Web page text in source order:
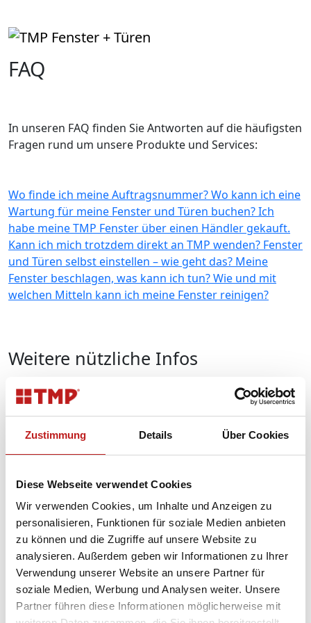
Zustimmung Details Über Cookies
Diese Webseite verwendet Cookies
Wir verwenden Cookies, um Inhalte und Anzeigen zu
personalisieren, Funktionen für soziale Medien anbieten
zu können und die Zugriffe auf unsere Website zu
analysieren. Außerdem geben wir Informationen zu Ihrer
Verwendung unserer Website an unsere Partner für
soziale Medien, Werbung und Analysen weiter. Unsere
Partner führen diese Informationen möglicherweise mit
FAQ
In unseren FAQ finden Sie Antworten auf die häufigsten
Fragen rund um unsere Produkte und Services:
Wo finde ich meine Auftragsnummer?Wo kann ich eine
Wartung für meine Fenster und Türen buchen?Ich
habe meine TMP Fenster über einen Händler gekauft.
Kann ich mich trotzdem direkt an TMP wenden? Fenster
und Türen selbst einstellen – wie geht das? Meine
Fenster beschlagen, was kann ich tun?Wie und mit
welchen Mitteln kann ich meine Fenster reinigen?
Weitere nützliche Infos
FAQ
Antworten auf häufige Fragen zu unseren Produkten
Sie auf unserer FAQ-Seite.
Videos
Für die Wartung und Pflege von TMP Fenstern und
Türen erstellen wir laufend neue hilfreiche Videos für
unsere Kunden. Schauen Sie, ob etwas für Sie dabei ist.
Downloads